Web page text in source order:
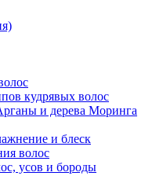
кудрявых волос
и дерева Моринга
и блеск
волос
усов и бороды